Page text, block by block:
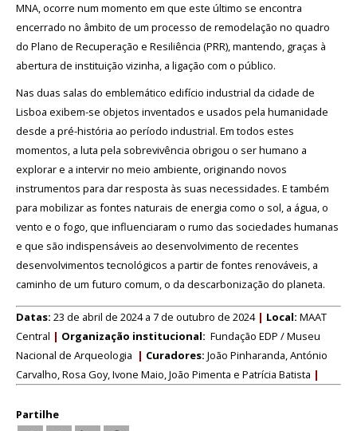
Início
O
ESCUTA
EXTERNA
130
MNA
Exposições
Serviços
LOJA
MNA, ocorre num momento em que este último se encontra
encerrado no âmbito de um processo de remodelação no quadro
do Plano de Recuperação e Resiliência (PRR), mantendo, graças à
abertura de instituição vizinha, a ligação com o público.
Nas duas salas do emblemático edifício industrial da cidade de
Lisboa exibem-se objetos inventados e usados pela humanidade
desde a pré-história ao período industrial. Em todos estes
momentos, a luta pela sobrevivência obrigou o ser humano a
explorar e a intervir no meio ambiente, originando novos
instrumentos para dar resposta às suas necessidades. E também
para mobilizar as fontes naturais de energia como o sol, a água, o
vento e o fogo, que influenciaram o rumo das sociedades humanas
e que são indispensáveis ao desenvolvimento de recentes
desenvolvimentos tecnológicos a partir de fontes renováveis, a
caminho de um futuro comum, o da descarbonização do planeta.
Datas: 23 de abril de 2024 a 7 de outubro de 2024 | Local: MAAT
Central | Organização institucional: Fundação EDP / Museu
Nacional de Arqueologia | Curadores: João Pinharanda, António
Carvalho, Rosa Goy, Ivone Maio, João Pimenta e Patrícia Batista |
Partilhe